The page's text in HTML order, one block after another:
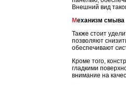
Внешний вид
Механизм смыва
Также стоит
позволяют
обеспечивают
Кроме того,
гладкими
внимание на